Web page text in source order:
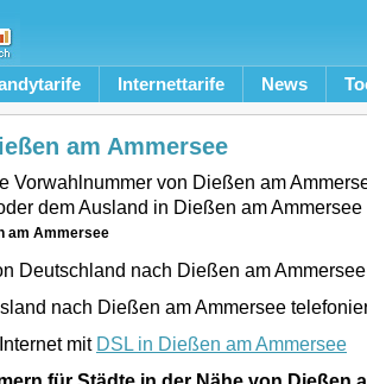
Internettarife News
am Ammersee
Vorwahlnummer von Dießen am
dem Ausland in Dießen am
am Ammersee
Deutschland nach Dießen am
nach Dießen am Ammersee
mit DSL in Dießen am Ammersee